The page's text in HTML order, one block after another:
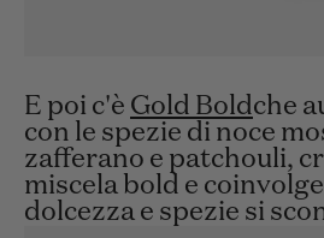
E poi c'è Gold Boldche
con le spezie di noce
zafferano e patchouli,
miscela bold e
dolcezza e spezie si